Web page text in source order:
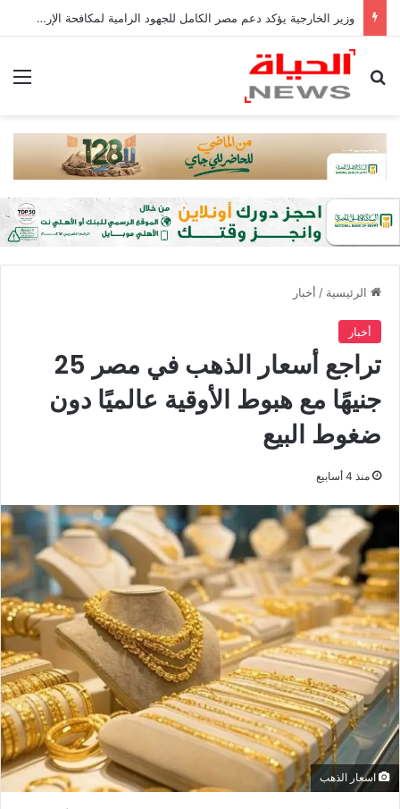
وزير الخارجية يؤكد دعم مصر الكامل للجهود الرامية لمكافحة الإرهاب في منطقتي غرب إفريقيا والساحل
بحث عن
الرئيسية / أخبار
أخبار
تراجع أسعار الذهب في مصر 25
جنيهًا مع هبوط الأوقية عالميًا دون
ضغوط البيع
منذ 4 أسابيع
اسعار الذهب